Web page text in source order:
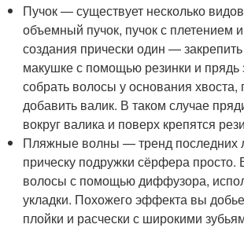
Пучок — существует несколько
объемный пучок, пучок с плетением
создания прически один —
макушке с помощью резинки и прядь
собрать волосы у основания
добавить валик. В таком случае
вокруг валика и поверх крепятся
Пляжные волны — тренд последних
прическу подружки сёрфера
волосы с помощью диффузора,
укладки. Похожего эффекта вы
плойки и расчески с широкими